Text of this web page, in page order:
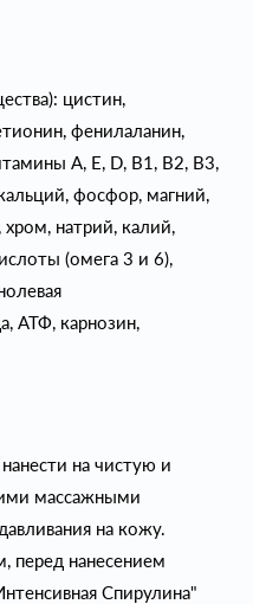
цистин,
фенилаланин,
А, Е, D, B1, B2, B3,
фосфор, магний,
натрий, калий,
(омега 3 и 6),
АТФ, карнозин,
на чистую и
массажными
на кожу.
перед нанесением
Спирулина"